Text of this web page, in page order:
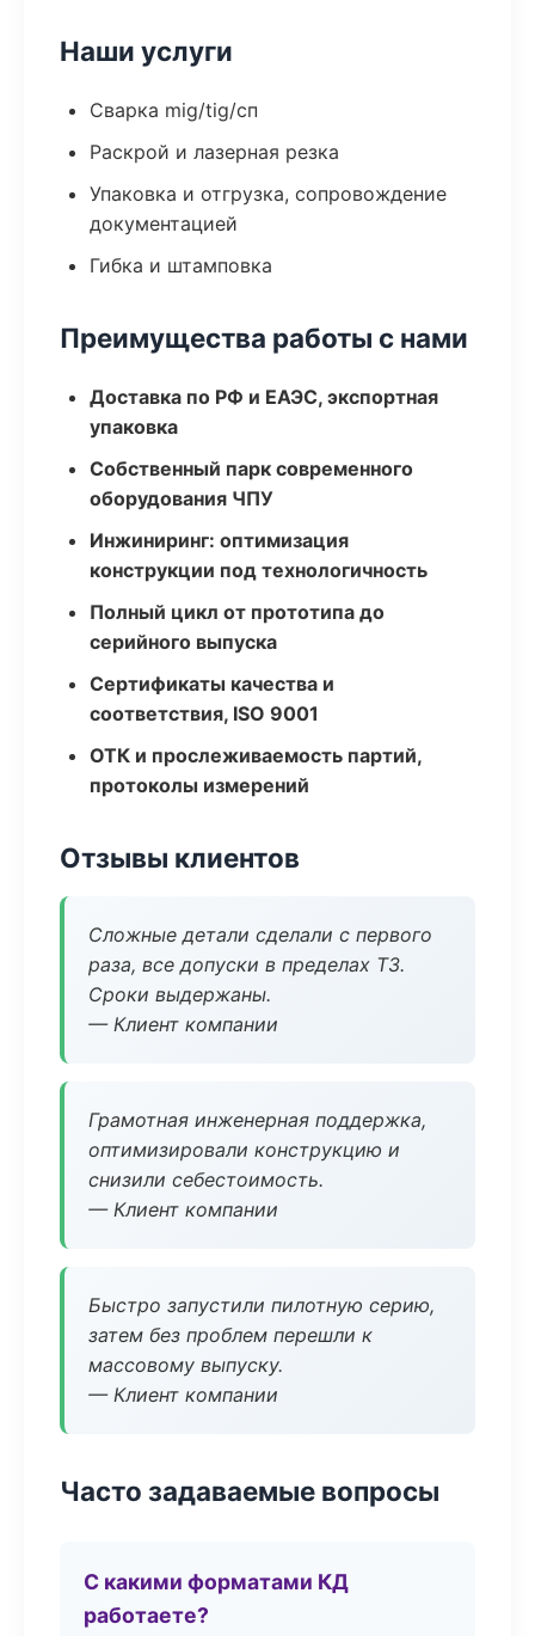
Наши услуги
Сварка mig/tig/сп
Раскрой и лазерная резка
Упаковка и отгрузка, сопровождение
документацией
Гибка и штамповка
Преимущества работы с нами
Доставка по РФ и ЕАЭС, экспортная
упаковка
Собственный парк современного
оборудования ЧПУ
Инжиниринг: оптимизация
конструкции под технологичность
Полный цикл от прототипа до
серийного выпуска
Сертификаты качества и
соответствия, ISO 9001
ОТК и прослеживаемость партий,
протоколы измерений
Отзывы клиентов
Сложные детали сделали с первого
раза, все допуски в пределах ТЗ.
Сроки выдержаны.
— Клиент компании
Грамотная инженерная поддержка,
оптимизировали конструкцию и
снизили себестоимость.
— Клиент компании
Быстро запустили пилотную серию,
затем без проблем перешли к
массовому выпуску.
— Клиент компании
Часто задаваемые вопросы
С какими форматами КД
работаете?